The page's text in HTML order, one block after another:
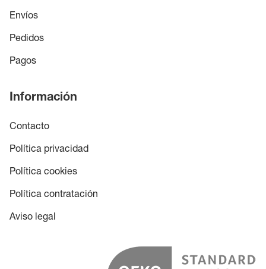
Envíos
Pedidos
Pagos
Información
Contacto
Política privacidad
Política cookies
Política contratación
Aviso legal